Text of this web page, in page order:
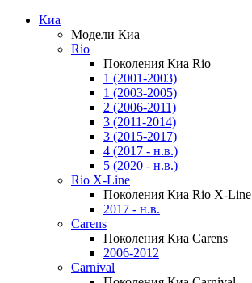
Киа
Модели Киа
Rio
Поколения Киа Rio
1 (2001-2003)
1 (2003-2005)
2 (2006-2011)
3 (2011-2014)
3 (2015-2017)
4 (2017 - н.в.)
5 (2020 - н.в.)
Rio X-Line
Поколения Киа Rio X-Line
2017 - н.в.
Carens
Поколения Киа Carens
2006-2012
Carnival